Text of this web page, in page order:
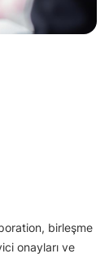
birleşme
onayları ve